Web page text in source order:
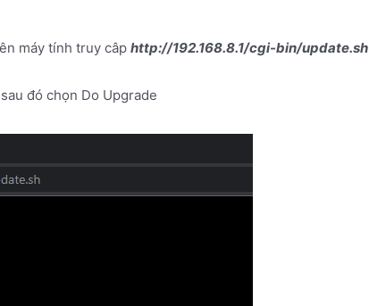
máy tính truy câp http://192.168.8.1/cgi-bin/update.sh
đó chọn Do Upgrade